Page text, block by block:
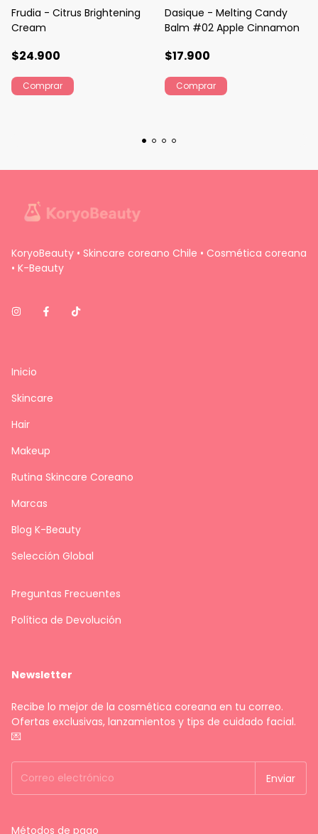
Frudia - Citrus Brightening
Cream
$24.900
Dasique - Melting Candy
Balm #02 Apple Cinnamon
$17.900
KoryoBeauty • Skincare coreano Chile • Cosmética coreana
• K-Beauty
Inicio
Skincare
Hair
Makeup
Rutina Skincare Coreano
Marcas
Blog K-Beauty
Selección Global
Preguntas Frecuentes
Política de Devolución
Newsletter
Recibe lo mejor de la cosmética coreana en tu correo.
Ofertas exclusivas, lanzamientos y tips de cuidado facial.
💌
Métodos de pago